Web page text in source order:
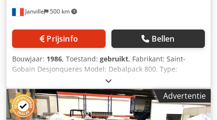
Janville 500 km
Prijsinfo Bellen
Bouwjaar: 1986, Toestand: gebruikt, Fabrikant: Saint-
Gobain Desjonqueres Model: Debalpack 800. Type:
Flessenuitpakker onder folie. Bouwjaar: 1986 Saint Gobain
accumulatietafel Dedpfxszg I Utj Akqjkr Automatische
introductie van het pakket Automatisch openen van het
pakket Automatische flessentransfer Automatische
Advertentie